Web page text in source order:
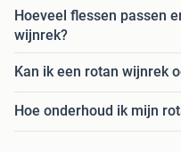
Hoeveel flessen passen
wijnrek?
Kan ik een rotan wijnrek
Hoe onderhoud ik mijn